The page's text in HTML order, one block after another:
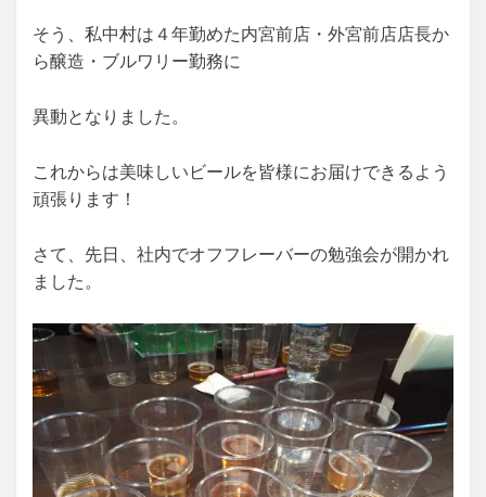
そう、私中村は４年勤めた内宮前店・外宮前店店長か
ら醸造・ブルワリー勤務に
異動となりました。
これからは美味しいビールを皆様にお届けできるよう
頑張ります！
さて、先日、社内でオフフレーバーの勉強会が開かれ
ました。